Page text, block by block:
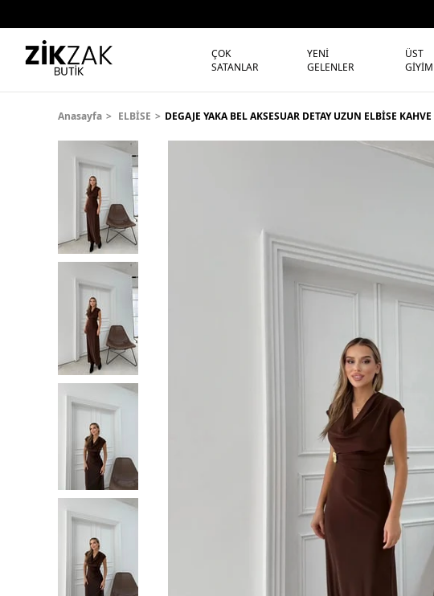
ÇOK
SATANLAR
YENİ
GELENLER
ÜST
GİYİM
Anasayfa ELBİSE DEGAJE YAKA BEL AKSESUAR DETAY UZUN ELBİSE KAHVE